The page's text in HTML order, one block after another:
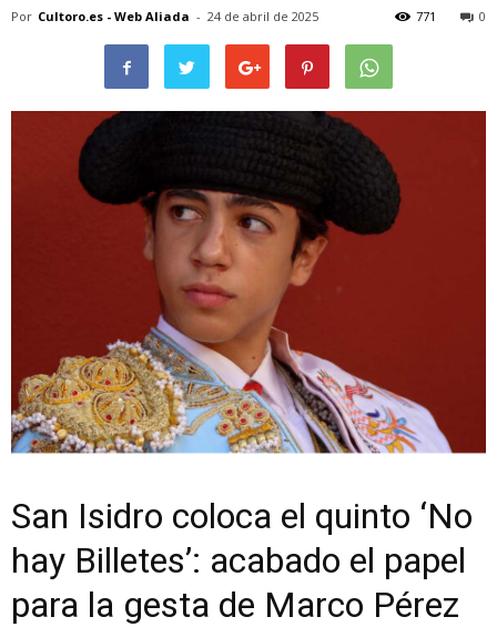
Por Cultoro.es - Web Aliada - 24 de abril de 2025 0
771
San Isidro coloca el quinto ‘No
hay Billetes’: acabado el papel
para la gesta de Marco Pérez